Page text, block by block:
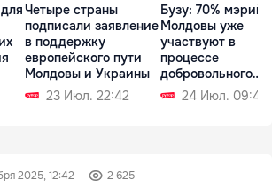
Четыре страны
подписали заявление
в поддержку
европейского пути
Молдовы и Украины
23 Июл. 22:42
Бузу: 70% мэрий
Молдовы уже
участвуют в
процессе
добровольного
объединения
24 Июл. 09:43
2025, 12:42 2 625